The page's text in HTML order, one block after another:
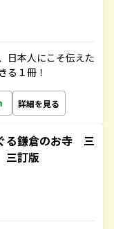
日本人にこそ伝えた
る１冊！
詳細を見る
る鎌倉のお寺 三
三訂版